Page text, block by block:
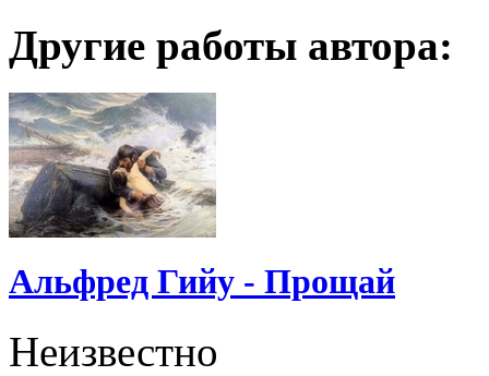
Другие работы автора:
Альфред Гийу - Прощай
Неизвестно